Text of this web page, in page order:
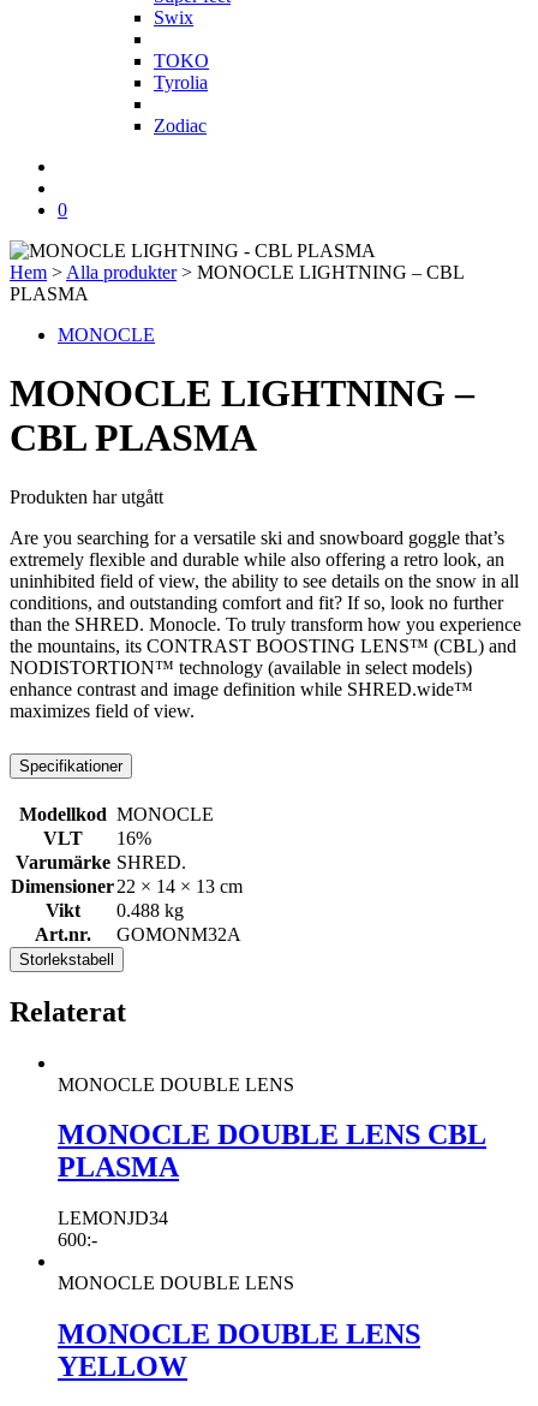
Swix
TOKO
Tyrolia
Zodiac
0
Hem > Alla produkter> MONOCLE LIGHTNING – CBL
PLASMA
MONOCLE
MONOCLE LIGHTNING –
CBL PLASMA
Produkten har utgått
Are you searching for a versatile ski and snowboard goggle that’s
extremely flexible and durable while also offering a retro look, an
uninhibited field of view, the ability to see details on the snow in all
conditions, and outstanding comfort and fit? If so, look no further
than the SHRED. Monocle. To truly transform how you experience
the mountains, its CONTRAST BOOSTING LENS™ (CBL) and
NODISTORTION™ technology (available in select models)
enhance contrast and image definition while SHRED.wide™
maximizes field of view.
Specifikationer
Modellkod MONOCLE
VLT
16%
Varumärke SHRED.
Dimensioner22 × 14 × 13 cm
Vikt
0.488 kg
Art.nr.
GOMONM32A
Storlekstabell
Relaterat
MONOCLE DOUBLE LENS
MONOCLE DOUBLE LENS CBL
PLASMA
LEMONJD34
600:-
MONOCLE DOUBLE LENS
MONOCLE DOUBLE LENS
YELLOW